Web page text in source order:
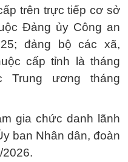
trên trực tiếp cơ sở
Đảng ủy Công an
đảng bộ các xã,
cấp tỉnh là tháng
Trung ương tháng
gia chức danh lãnh
ban Nhân dân, đoàn